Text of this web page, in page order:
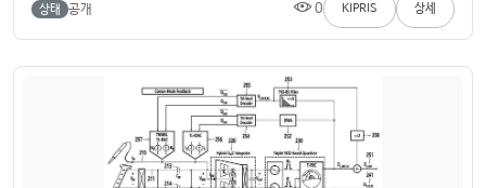
상태 공개 0 KIPRIS 상세